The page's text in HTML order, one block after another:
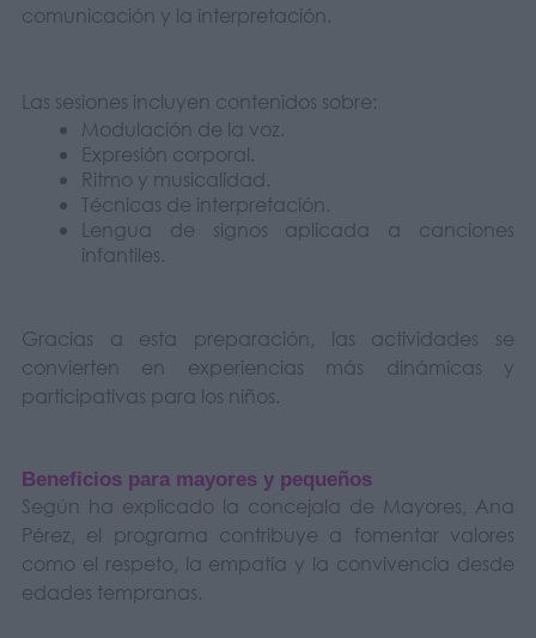
comunicación y la interpretación.
Las sesiones incluyen contenidos sobre:
Modulación de la voz.
Expresión corporal.
Ritmo y musicalidad.
Técnicas de interpretación.
Lengua de signos aplicada a canciones
infantiles.
Gracias a esta preparación, las actividades se
convierten en experiencias más dinámicas y
participativas para los niños.
Beneficios para mayores y pequeños
Según ha explicado la concejala de Mayores, Ana
Pérez, el programa contribuye a fomentar valores
como el respeto, la empatía y la convivencia desde
edades tempranas.